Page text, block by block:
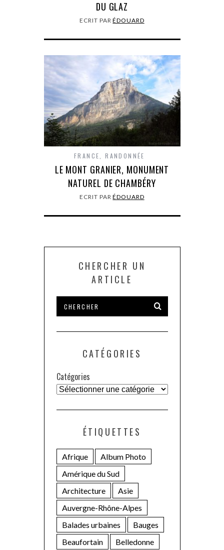
DU GLAZ
ECRIT PARÉDOUARD
FRANCE ,RANDONNÉE
LE MONT GRANIER, MONUMENT
NATUREL DE CHAMBÉRY
ECRIT PARÉDOUARD
CHERCHER UN
ARTICLE
CATÉGORIES
Catégories
ÉTIQUETTES
Afrique
Album Photo
Amérique du Sud
Architecture
Asie
Auvergne-Rhône-Alpes
Balades urbaines
Bauges
Beaufortain
Belledonne